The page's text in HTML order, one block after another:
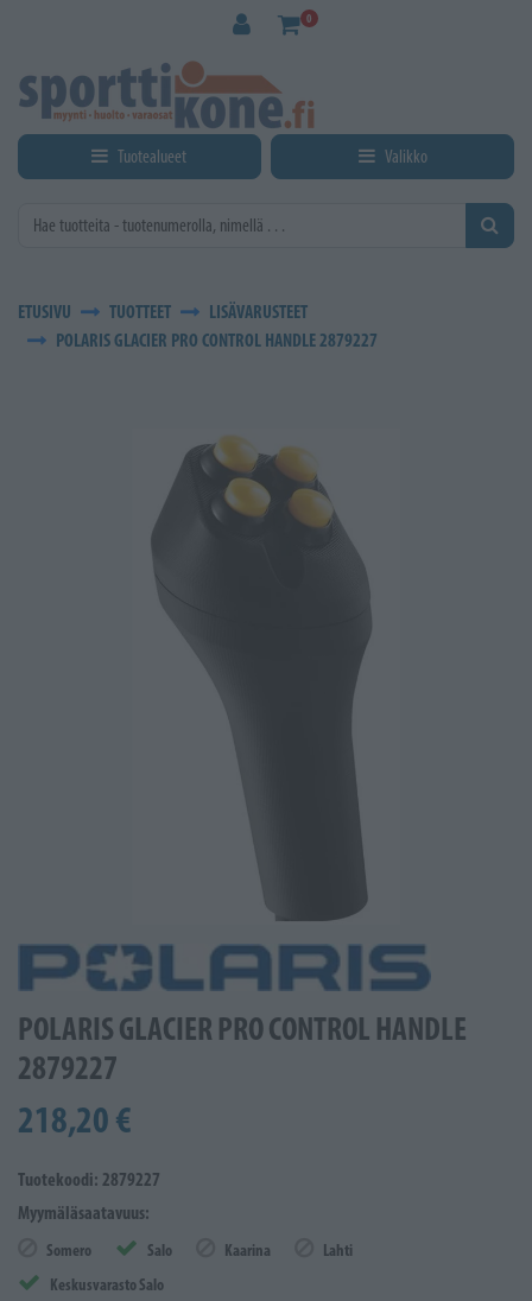
0
Tuotealueet Valikko
ETUSIVU TUOTTEET
LISÄVARUSTEET
POLARIS GLACIER PRO CONTROL HANDLE 2879227
POLARIS GLACIER PRO CONTROL HANDLE
2879227
218,20 €
Tuotekoodi: 2879227
Myymäläsaatavuus:
Somero Salo Kaarina
Lahti
Keskusvarasto Salo